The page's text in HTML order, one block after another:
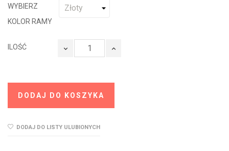
WYBIERZ
KOLOR RAMY
ILOŚĆ
DODAJ DO KOSZYKA
DODAJ DO LISTY ULUBIONYCH